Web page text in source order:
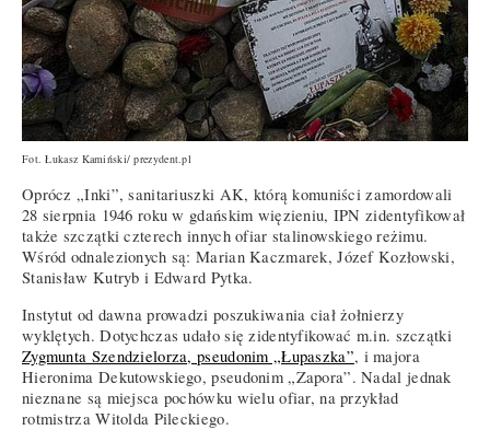
Fot. Łukasz Kamiński/ prezydent.pl
Oprócz „Inki”, sanitariuszki AK, którą komuniści zamordowali
28 sierpnia 1946 roku w gdańskim więzieniu, IPN zidentyfikował
także szczątki czterech innych ofiar stalinowskiego reżimu.
Wśród odnalezionych są: Marian Kaczmarek, Józef Kozłowski,
Stanisław Kutryb i Edward Pytka.
Instytut od dawna prowadzi poszukiwania ciał żołnierzy
wyklętych. Dotychczas udało się zidentyfikować m.in. szczątki
Zygmunta Szendzielorza, pseudonim „Łupaszka”, i majora
Hieronima Dekutowskiego, pseudonim „Zapora”. Nadal jednak
nieznane są miejsca pochówku wielu ofiar, na przykład
rotmistrza Witolda Pileckiego.